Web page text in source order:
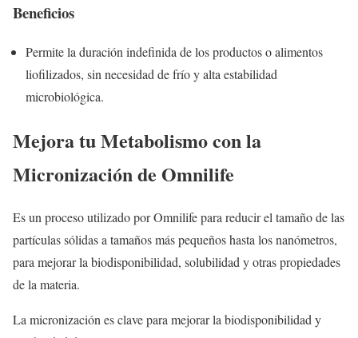
Beneficios
Permite la duración indefinida de los productos o alimentos
liofilizados, sin necesidad de frío y alta estabilidad
microbiológica.
Mejora tu Metabolismo con la
Micronización de Omnilife
Es un proceso utilizado por Omnilife para reducir el tamaño de las
partículas sólidas a tamaños más pequeños hasta los nanómetros,
para mejorar la biodisponibilidad, solubilidad y otras propiedades
de la materia.
La micronización es clave para mejorar la biodisponibilidad y